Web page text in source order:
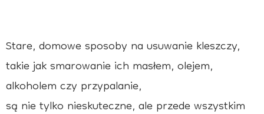
Stare, domowe sposoby na usuwanie kleszczy,
takie jak smarowanie ich masłem, olejem,
alkoholem czy przypalanie,
są nie tylko nieskuteczne, ale przede wszystkim